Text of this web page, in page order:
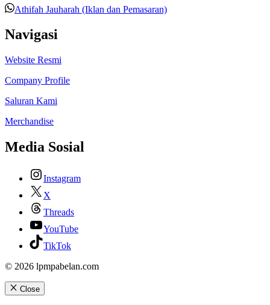
Athifah Jauharah (Iklan dan Pemasaran)
Navigasi
Website Resmi
Company Profile
Saluran Kami
Merchandise
Media Sosial
Instagram
X
Threads
YouTube
TikTok
© 2026 lpmpabelan.com
Close